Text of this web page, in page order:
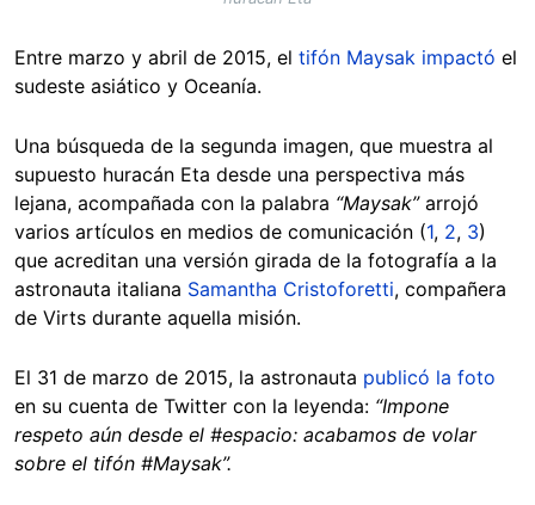
Entre marzo y abril de 2015, el tifón Maysak impactó el
sudeste asiático y Oceanía.
Una búsqueda de la segunda imagen, que muestra al
supuesto huracán Eta desde una perspectiva más
lejana, acompañada con la palabra “Maysak”arrojó
varios artículos en medios de comunicación (1, 2, 3)
que acreditan una versión girada de la fotografía a la
astronauta italiana Samantha Cristoforetti, compañera
de Virts durante aquella misión.
El 31 de marzo de 2015, la astronauta publicó la foto
en su cuenta de Twitter con la leyenda: “Impone
respeto aún desde el #espacio: acabamos de volar
sobre el tifón #Maysak”.